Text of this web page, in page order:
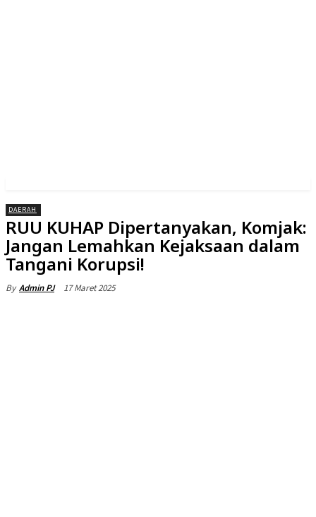
DAERAH
RUU KUHAP Dipertanyakan, Komjak:
Jangan Lemahkan Kejaksaan dalam
Tangani Korupsi!
By Admin PJ 17 Maret 2025